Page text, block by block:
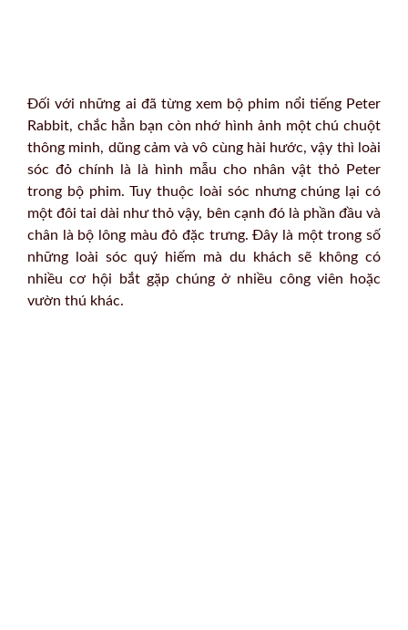
Đối với những ai đã từng xem bộ phim nổi tiếng Peter
Rabbit, chắc hẳn bạn còn nhớ hình ảnh một chú chuột
thông minh, dũng cảm và vô cùng hài hước, vậy thì loài
sóc đỏ chính là là hình mẫu cho nhân vật thỏ Peter
trong bộ phim. Tuy thuộc loài sóc nhưng chúng lại có
một đôi tai dài như thỏ vậy, bên cạnh đó là phần đầu và
chân là bộ lông màu đỏ đặc trưng. Đây là một trong số
những loài sóc quý hiếm mà du khách sẽ không có
nhiều cơ hội bắt gặp chúng ở nhiều công viên hoặc
vườn thú khác.